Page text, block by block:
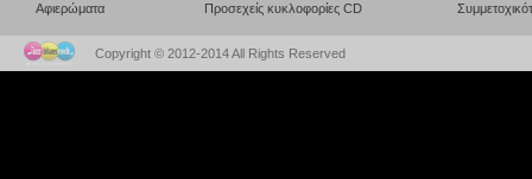
Αφιερώματα
Προσεχείς κυκλοφορίες CD
Copyright © 2012-2014 All Rights Reserved